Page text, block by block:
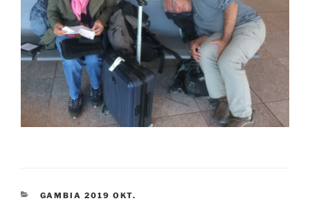
KATEGORIEN
GAMBIA 2019 OKT.